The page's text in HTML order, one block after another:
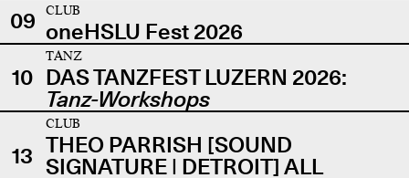
09
CLUB
oneHSLU Fest 2026
10
TANZ
DAS TANZFEST LUZERN 2026:
Tanz-Workshops
13
CLUB
THEO PARRISH [SOUND
SIGNATURE | DETROIT] ALL